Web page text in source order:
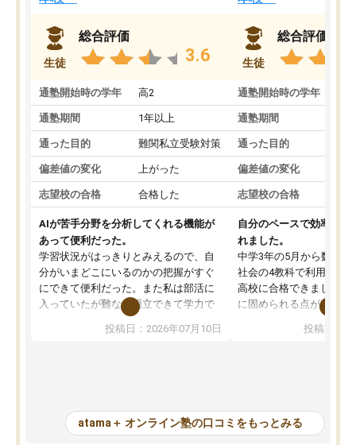
生徒
総合評価
3.6
通塾開始時の学年 高2
通塾期間 1年以上
通った目的 難関私立受験対策
偏差値の変化 上がった
志望校の合格 合格した
AIが苦手分野を分析してくれる機能が
あって便利だった。
学習状況がはっきりとみえるので、自
分がいまどこにいるのかの把握がすぐ
にできて便利だった。また私は部活に
入っていたが難なく両立できて学力で
も部活でも結果を残すことができてよ
かった。また問題演習の際に、自分が
が、自分で自分の管理ができない人に
とっては難しい部分もあるのではない
投稿日：2026年07月10日
生徒
総合評価
通塾開始時の学年
通塾期間
通った目的
偏差値の変化
志望校の合格
自分のペースで効率よく
れました。
中学3年の5月から数学・
社会の4教科で利用し、
高校に合格できました。
に固められる点が魅力で
項目のおかげで、手軽
元数が可視化されるので
しながら意欲的に取り組
投稿日：
atama＋ オンライン塾の口コミをもっとみる